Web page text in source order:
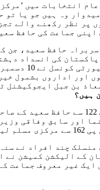
انتخابات میں
وہ ہیں جو یا
پر نظر رکھنے والے
جماعت کی حافظ
حافظ سعید، جن
اور اداروں بشمول
بن جبل ایجوکیشنل
ہیں؟
لاہور میں قومی اسمبلی کے
اور سابق وفاقی
ہیں۔
کے الیکشن کمیشن
ایک غیر معروف